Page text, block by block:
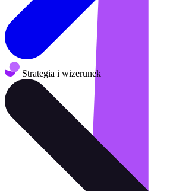
Strategia i wizerunek